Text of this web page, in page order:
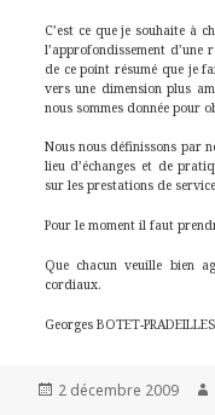
C’est ce que je souhaite à
l’approfondissement
de ce point résumé que je
vers une dimension plus
nous sommes donnée pour
Nous nous définissons par
lieu d’échanges et de
sur les prestations de
Pour le moment il faut
Que chacun veuille bien
cordiaux.
Georges BOTET-PRADEILLES
Publié
2 décembre 2009